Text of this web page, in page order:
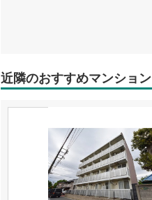
近隣のおすすめマンション